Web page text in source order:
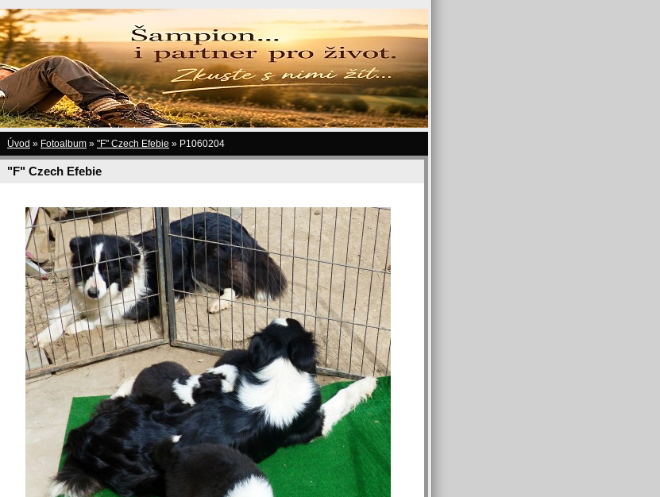
Úvod » Fotoalbum » "F" Czech Efebie » P1060204
"F" Czech Efebie